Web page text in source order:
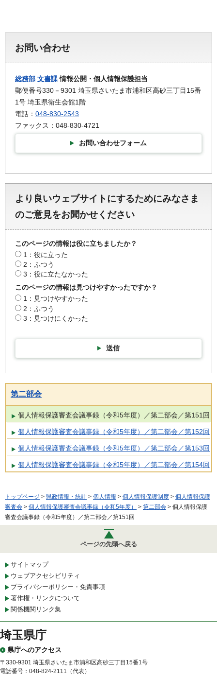
お問い合わせ
総務部 文書課情報公開・個人情報保護担当
郵便番号330－9301 埼玉県さいたま市浦和区高砂三丁目15番
1号 埼玉県衛生会館1階
電話： 048-830-2543
ファックス：048-830-4721
お問い合わせフォーム
より良いウェブサイトにするためにみなさま
のご意見をお聞かせください
このページの情報は役に立ちましたか？
1：役に立った
2：ふつう
3：役に立たなかった
このページの情報は見つけやすかったですか？
1：見つけやすかった
2：ふつう
3：見つけにくかった
送信
第二部会
個人情報保護審査会議事録（令和5年度）／第二部会／第151回
個人情報保護審査会議事録（令和5年度）／第二部会／第152回
個人情報保護審査会議事録（令和5年度）／第二部会／第153回
個人情報保護審査会議事録（令和5年度）／第二部会／第154回
トップページ > 県政情報・統計 > 個人情報 > 個人情報保護制度 > 個人情報保護
審査会 > 個人情報保護審査会議事録（令和5年度） > 第二部会 > 個人情報保護
審査会議事録（令和5年度）／第二部会／第151回
ページの先頭へ戻る
サイトマップ
ウェブアクセシビリティ
プライバシーポリシー・免責事項
著作権・リンクについて
関係機関リンク集
埼玉県庁
県庁へのアクセス
〒330-9301 埼玉県さいたま市浦和区高砂三丁目15番1号
電話番号：048-824-2111（代表）